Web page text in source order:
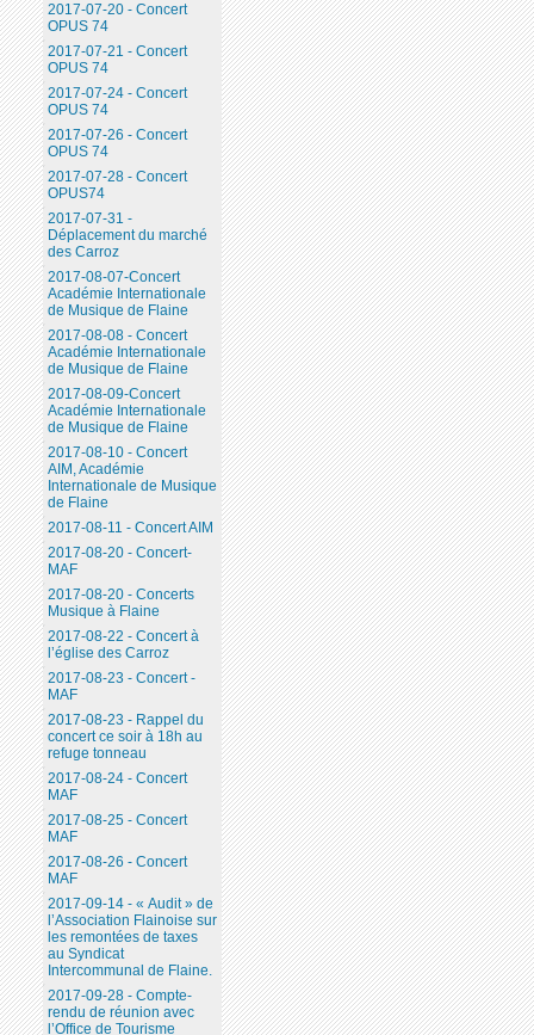
2017-07-20 - Concert
OPUS 74
2017-07-21 - Concert
OPUS 74
2017-07-24 - Concert
OPUS 74
2017-07-26 - Concert
OPUS 74
2017-07-28 - Concert
OPUS74
2017-07-31 -
Déplacement du marché
des Carroz
2017-08-07-Concert
Académie Internationale
de Musique de Flaine
2017-08-08 - Concert
Académie Internationale
de Musique de Flaine
2017-08-09-Concert
Académie Internationale
de Musique de Flaine
2017-08-10 - Concert
AIM, Académie
Internationale de Musique
de Flaine
2017-08-11 - Concert AIM
2017-08-20 - Concert-
MAF
2017-08-20 - Concerts
Musique à Flaine
2017-08-22 - Concert à
l’église des Carroz
2017-08-23 - Concert -
MAF
2017-08-23 - Rappel du
concert ce soir à 18h au
refuge tonneau
2017-08-24 - Concert
MAF
2017-08-25 - Concert
MAF
2017-08-26 - Concert
MAF
2017-09-14 - « Audit » de
l’Association Flainoise sur
les remontées de taxes
au Syndicat
Intercommunal de Flaine.
2017-09-28 - Compte-
rendu de réunion avec
l’Office de Tourisme